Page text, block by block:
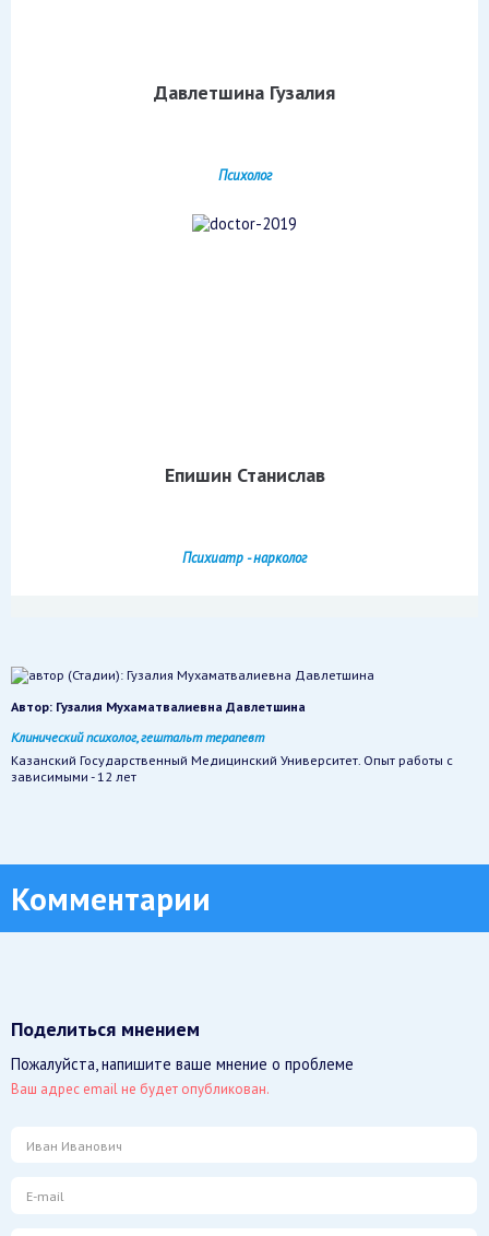
Давлетшина Гузалия
Психолог
Епишин Станислав
Психиатр - нарколог
Автор: Гузалия Мухаматвалиевна Давлетшина
Клинический психолог, гештальт терапевт
Казанский Государственный Медицинский Университет. Опыт работы с
зависимыми - 12 лет
Комментарии
Поделиться мнением
Пожалуйста, напишите ваше мнение о проблеме
Ваш адрес email не будет опубликован.